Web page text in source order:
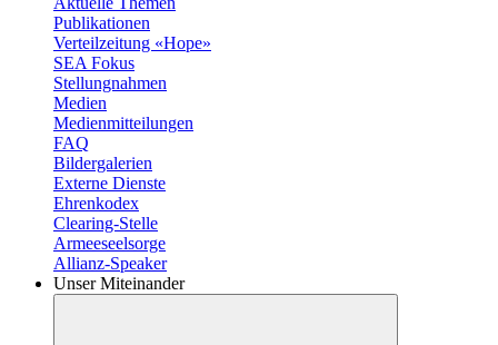
Publikationen
Verteilzeitung «Hope»
SEA Fokus
Stellungnahmen
Medien
Medienmitteilungen
FAQ
Bildergalerien
Externe Dienste
Ehrenkodex
Clearing-Stelle
Armeeseelsorge
Allianz-Speaker
Unser Miteinander